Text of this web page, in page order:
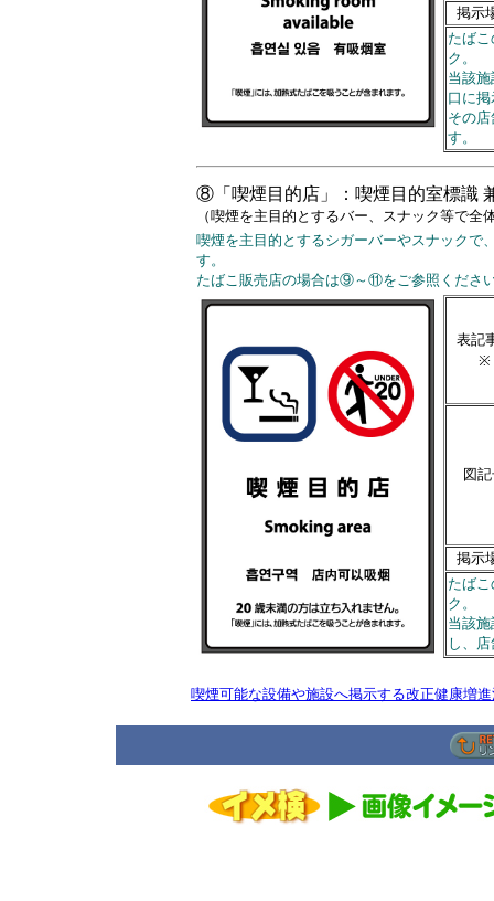
掲示
たば
ク。
当該
口に
その
す。
⑧「喫煙目的店」：喫煙目的室標識
（喫煙を主目的とするバー、スナック等で全
喫煙を主目的とするシガーバーやスナックで
す。
たばこ販売店の場合は⑨～⑪をご参照くださ
表記
※
図
掲示
たば
ク。
当該
し、
喫煙可能な設備や施設へ掲示する改正健康増